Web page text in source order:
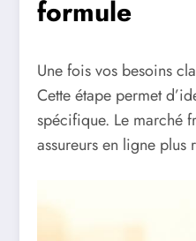
formule
Une fois vos besoins
Cette étape permet
spécifique. Le marché
assureurs en ligne plus